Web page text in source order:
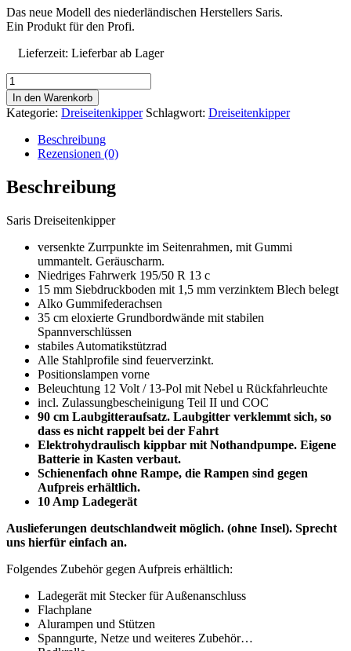
Das neue Modell des niederländischen Herstellers Saris.
Ein Produkt für den Profi.
Lieferzeit: Lieferbar ab Lager
3500
kg
|
356
35
cm
Dreiseitenkipper
Elektro
Nothandpumpe
Laubgitter
Saris+3
Menge
In den Warenkorb
Kategorie: Dreiseitenkipper Schlagwort: Dreiseitenkipper
Beschreibung
Rezensionen (0)
Beschreibung
Saris Dreiseitenkipper
versenkte Zurrpunkte im Seitenrahmen, mit Gummi
ummantelt. Geräuscharm.
Niedriges Fahrwerk 195/50 R 13 c
15 mm Siebdruckboden mit 1,5 mm verzinktem Blech belegt
Alko Gummifederachsen
35 cm eloxierte Grundbordwände mit stabilen
Spannverschlüssen
stabiles Automatikstützrad
Alle Stahlprofile sind feuerverzinkt.
Positionslampen vorne
Beleuchtung 12 Volt / 13-Pol mit Nebel u Rückfahrleuchte
incl. Zulassungbescheinigung Teil II und COC
90 cm Laubgitteraufsatz. Laubgitter verklemmt sich, so
dass es nicht rappelt bei der Fahrt
Elektrohydraulisch kippbar mit Nothandpumpe. Eigene
Batterie in Kasten verbaut.
Schienenfach ohne Rampe, die Rampen sind gegen
Aufpreis erhältlich.
10 Amp Ladegerät
Auslieferungen deutschlandweit möglich. (ohne Insel). Sprecht
uns hierfür einfach an.
Folgendes Zubehör gegen Aufpreis erhältlich:
Ladegerät mit Stecker für Außenanschluss
Flachplane
Alurampen und Stützen
Spanngurte, Netze und weiteres Zubehör…